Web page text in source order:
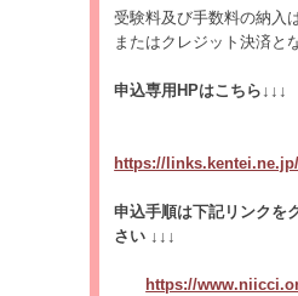
受験料及び手数料の納入
またはクレジット決済と
申込専用 HPはこちら↓↓↓
https://
申込手順は下記リンクを
さい ↓↓↓
https://